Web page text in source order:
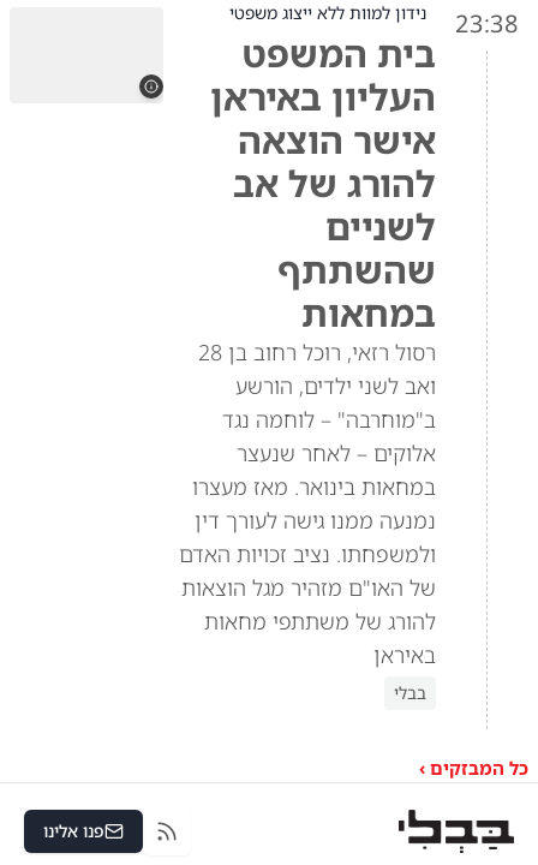
23:38 נידון למוות ללא ייצוג משפטי
בית המשפט
העליון באיראן
אישר הוצאה
להורג של אב
לשניים
שהשתתף
במחאות
רסול רזאי, רוכל רחוב בן 28
ואב לשני ילדים, הורשע
ב"מוחרבה" – לוחמה נגד
אלוקים – לאחר שנעצר
במחאות בינואר. מאז מעצרו
נמנעה ממנו גישה לעורך דין
ולמשפחתו. נציב זכויות האדם
של האו"ם מזהיר מגל הוצאות
להורג של משתתפי מחאות
באיראן
בבלי
כל המבזקים ›
RSS פנו אלינו